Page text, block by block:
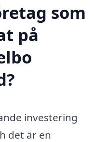
som
på
investering
det är en